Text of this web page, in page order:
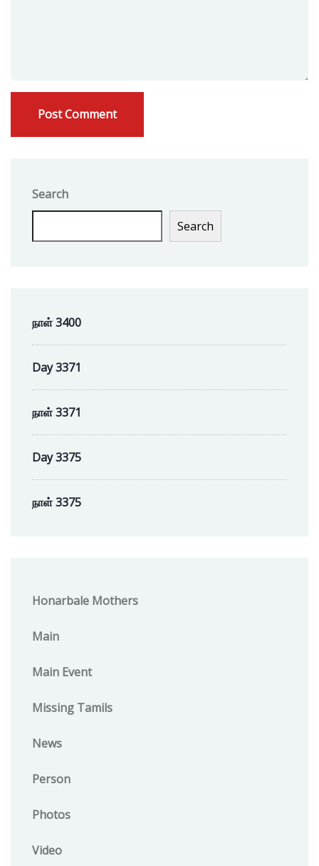
Search
Search
நாள் 3400
Day 3371
நாள் 3371
Day 3375
நாள் 3375
Honarbale Mothers
Main
Main Event
Missing Tamils
News
Person
Photos
Video